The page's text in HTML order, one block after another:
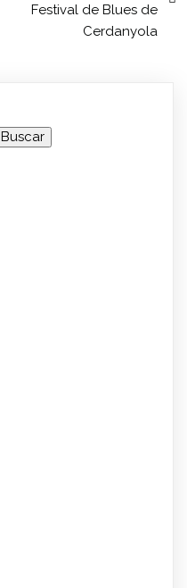
Festival de Blues de
Cerdanyola
Buscar